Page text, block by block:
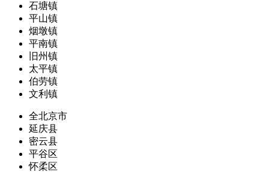
石塘镇
平山镇
烟墩镇
平南镇
旧州镇
太平镇
伯劳镇
文利镇
全北京市
延庆县
密云县
平谷区
怀柔区